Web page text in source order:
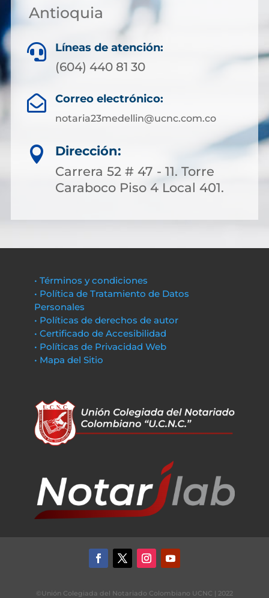
Antioquia
 Líneas de atención:
(604) 440 81 30
 Correo electrónico:
notaria23medellin@ucnc.com.co

Dirección:
Carrera 52 # 47 - 11. Torre
Caraboco Piso 4 Local 401.
• Términos y condiciones
• Política de Tratamiento de Datos
Personales
• Políticas de derechos de autor
• Certificado de Accesibilidad
• Políticas de Privacidad Web
• Mapa del Sitio
©Unión Colegiada del Notariado Colombiano UCNC | 2022